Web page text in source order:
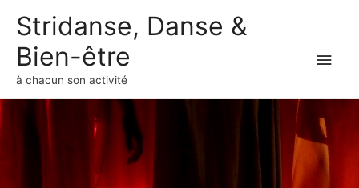
Stridanse, Danse &
Bien-être
à chacun son activité